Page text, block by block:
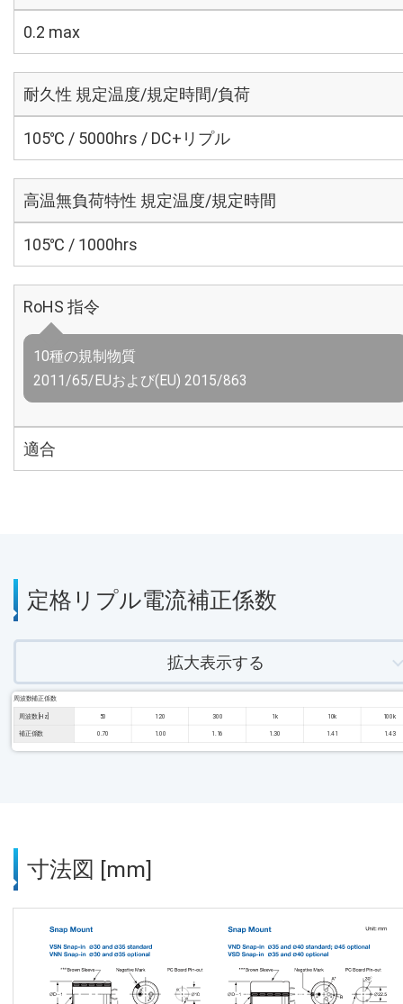
0.2 max
耐久性 規定温度/規定時間/負荷
105℃ / 5000hrs / DC+リプル
高温無負荷特性 規定温度/規定時間
105℃ / 1000hrs
RoHS 指令
10種の規制物質
2011/65/EUおよび(EU) 2015/863
適合
定格リプル電流補正係数
拡大表示する
周波数補正係数
周波数 [Hz] 50 120 300 1k 10k 100k
補正係数 0.70 1.00 1.16 1.30 1.41 1.43
寸法図 [mm]